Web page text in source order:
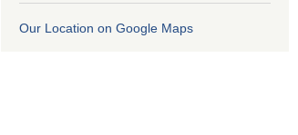
Our Location on Google Maps